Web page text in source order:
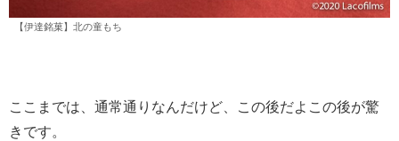
【伊達銘菓】北の童もち
ここまでは、通常通りなんだけど、この後だよこの後が驚
きです。